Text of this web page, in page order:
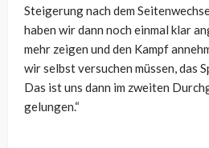
Steigerung nach dem
haben wir dann noch einmal klar
mehr zeigen und den Kampf
wir selbst versuchen müssen, das
Das ist uns dann im zweiten
gelungen.“